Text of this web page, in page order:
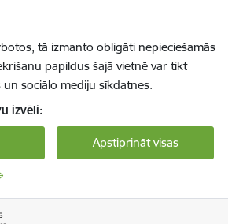
tā izmanto obligāti nepieciešamās
papildus šajā vietnē var tikt
sociālo mediju sīkdatnes.
izvēli:
Apstiprināt visas